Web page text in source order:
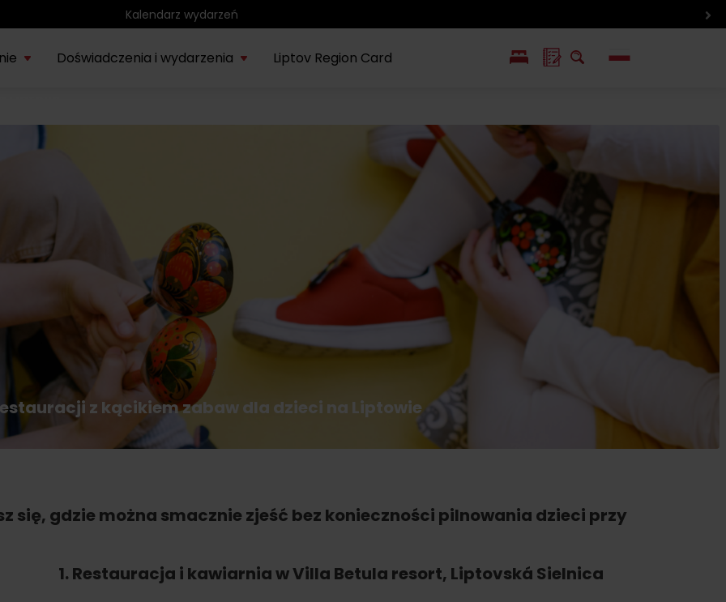
Region rowerowy
o
Smaki i życie
Liptowa
Liptowskie
Tatrín i inne
ekspozycje
Wlkolinec –
Zabytek
UNESCO
WYKAZ CENTRÓW INFORMACYJNYCH
Program dla pracowników
Teambuildingy
Doświadczenia i wydarzenia
Tatralandii – letnia
edycja specjalna
08.
Demänovská dolina
Lato pod Chopokiem
21.
Ružomberok
Lato z Korýtkiem 2026
Zimowe sporty Wybierz rodzaj doświadczenia
Parki wodne
Liptov Region Card
z kącikiem zabaw dla dzieci na Liptowie
się, gdzie można smacznie zjeść bez konieczności pilnowania dzieci przy
1. Restauracja i kawiarnia w Villa Betula resort, Liptovská Sielnica